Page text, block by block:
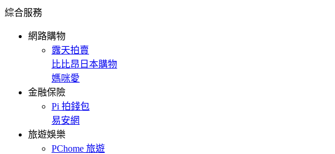
綜合服務
網路購物
露天拍賣
比比昂日本購物
媽咪愛
金融保險
Pi 拍錢包
易安網
旅遊娛樂
PChome 旅遊